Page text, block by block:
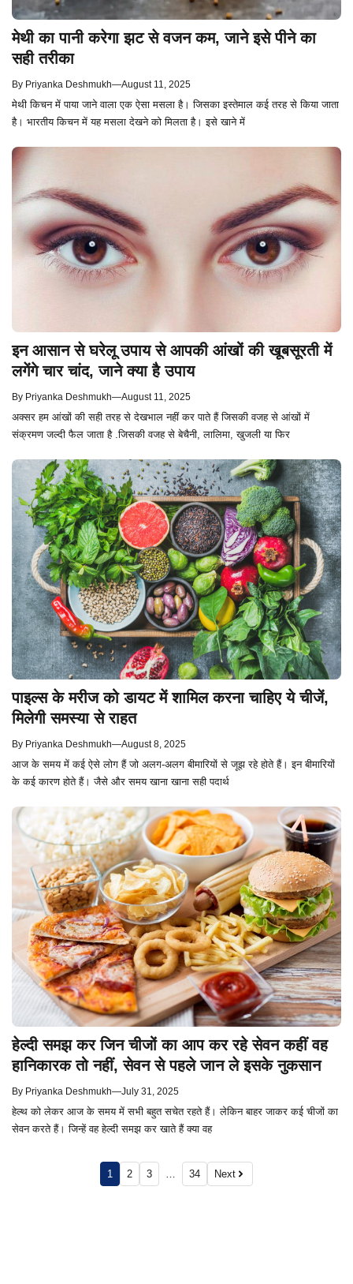
मेथी का पानी करेगा झट से वजन कम, जाने इसे पीने का
सही तरीका
By Priyanka Deshmukh—August 11, 2025
मेथी किचन में पाया जाने वाला एक ऐसा मसला है। जिसका इस्तेमाल कई तरह से किया जाता
है। भारतीय किचन में यह मसला देखने को मिलता है। इसे खाने में
इन आसान से घरेलू उपाय से आपकी आंखों की खूबसूरती में
लगेंगे चार चांद, जाने क्या है उपाय
By Priyanka Deshmukh—August 11, 2025
अक्सर हम आंखों की सही तरह से देखभाल नहीं कर पाते हैं जिसकी वजह से आंखों में
संक्रमण जल्दी फैल जाता है .जिसकी वजह से बेचैनी, लालिमा, खुजली या फिर
पाइल्स के मरीज को डायट में शामिल करना चाहिए ये चीजें,
मिलेगी समस्या से राहत
By Priyanka Deshmukh—August 8, 2025
आज के समय में कई ऐसे लोग हैं जो अलग-अलग बीमारियों से जूझ रहे होते हैं। इन बीमारियों
के कई कारण होते हैं। जैसे और समय खाना खाना सही पदार्थ
हेल्दी समझ कर जिन चीजों का आप कर रहे सेवन कहीं वह
हानिकारक तो नहीं, सेवन से पहले जान ले इसके नुकसान
By Priyanka Deshmukh—July 31, 2025
हेल्थ को लेकर आज के समय में सभी बहुत सचेत रहते हैं। लेकिन बाहर जाकर कई चीजों का
सेवन करते हैं। जिन्हें वह हेल्दी समझ कर खाते हैं क्या वह
1 2 3 … 34 Next